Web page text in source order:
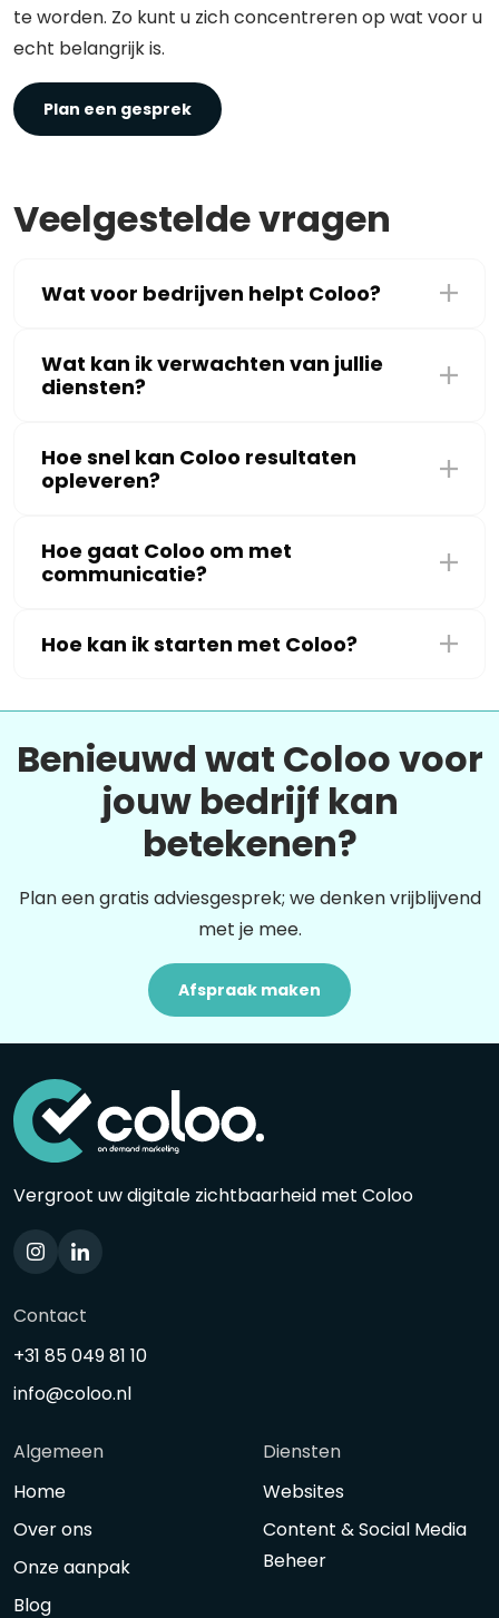
te worden. Zo kunt u zich concentreren op wat voor u
echt belangrijk is.
Plan een gesprek
Veelgestelde vragen
Wat voor bedrijven helpt Coloo?
Wat kan ik verwachten van jullie
diensten?
Hoe snel kan Coloo resultaten
opleveren?
Hoe gaat Coloo om met
communicatie?
Hoe kan ik starten met Coloo?
Benieuwd wat Coloo voor
jouw bedrijf kan
betekenen?
Plan een gratis adviesgesprek; we denken vrijblijvend
met je mee.
Afspraak maken
Vergroot uw digitale zichtbaarheid met Coloo
Contact
+31 85 049 81 10
info@coloo.nl
Algemeen
Home
Over ons
Onze aanpak
Blog
Diensten
Websites
Content & Social Media
Beheer